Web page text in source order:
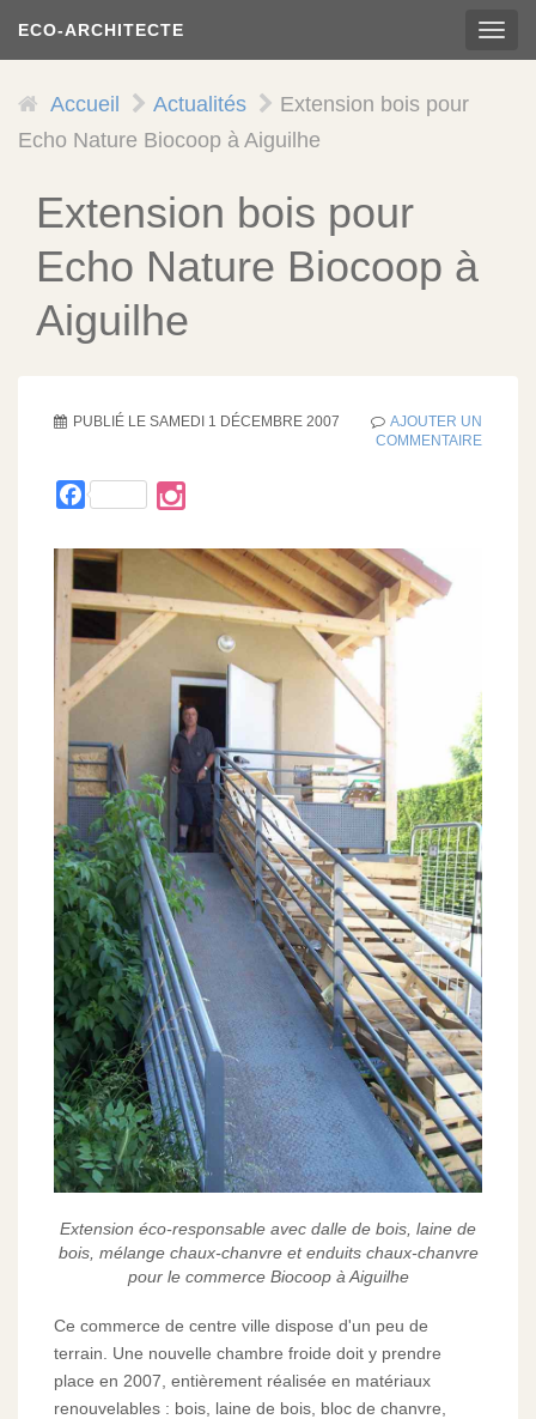
contenu
ECO-ARCHITECTE
Accueil Actualités
Extension bois pour
Echo Nature Biocoop à Aiguilhe
Extension bois pour
Echo Nature Biocoop à
Aiguilhe
PUBLIÉ LE SAMEDI 1 DÉCEMBRE 2007
AJOUTER UN
COMMENTAIRE
Facebook
Extension éco-responsable avec dalle de bois, laine de
bois, mélange chaux-chanvre et enduits chaux-chanvre
pour le commerce Biocoop à Aiguilhe
Ce commerce de centre ville dispose d'un peu de
terrain. Une nouvelle chambre froide doit y prendre
place en 2007, entièrement réalisée en matériaux
renouvelables : bois, laine de bois, bloc de chanvre,